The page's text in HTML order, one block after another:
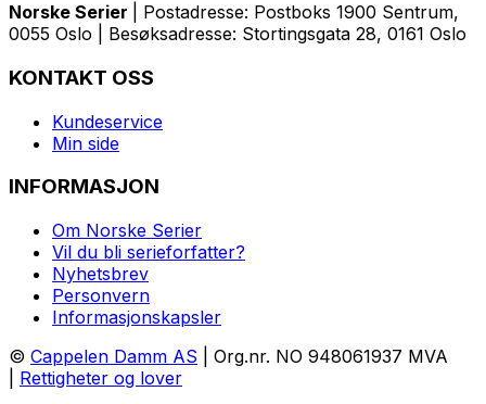
Norske Serier
| Postadresse: Postboks 1900 Sentrum,
0055 Oslo | Besøksadresse: Stortingsgata 28, 0161 Oslo
KONTAKT OSS
Kundeservice
Min side
INFORMASJON
Om Norske Serier
Vil du bli serieforfatter?
Nyhetsbrev
Personvern
Informasjonskapsler
© Cappelen Damm AS | Org.nr. NO 948061937 MVA
Rettigheter og lover